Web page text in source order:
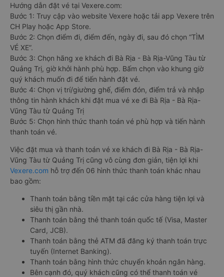
Hướng dẫn đặt vé tại Vexere.com:
Bước 1: Truy cập vào website Vexere hoặc tải app Vexere trên
CH Play hoặc App Store.
Bước 2: Chọn điểm đi, điểm đến, ngày đi, sau đó chọn “TÌM
VÉ XE”.
Bước 3: Chọn hãng xe khách đi Bà Rịa - Bà Rịa-Vũng Tàu từ
Quảng Trị, giờ khởi hành phù hợp. Bấm chọn vào khung giờ
quý khách muốn đi để tiến hành đặt vé.
Bước 4: Chọn vị trí/giường ghế, điểm đón, điểm trả và nhập
thông tin hành khách khi đặt mua vé xe đi Bà Rịa - Bà Rịa-
Vũng Tàu từ Quảng Trị
Bước 5: Chọn hình thức thanh toán vé phù hợp và tiến hành
thanh toán vé.
Việc đặt mua và thanh toán vé xe khách đi Bà Rịa - Bà Rịa-
Vũng Tàu từ Quảng Trị cũng vô cùng đơn giản, tiện lợi khi
Vexere.com hỗ trợ đến 06 hình thức thanh toán khác nhau
bao gồm:
Thanh toán bằng tiền mặt tại các cửa hàng tiện lợi và
siêu thị gần nhà.
Thanh toán bằng thẻ thanh toán quốc tế (Visa, Master
Card, JCB).
Thanh toán bằng thẻ ATM đã đăng ký thanh toán trực
tuyến (Internet Banking).
Thanh toán bằng hình thức chuyển khoản ngân hàng.
Bên cạnh đó, quý khách cũng có thể thanh toán vé